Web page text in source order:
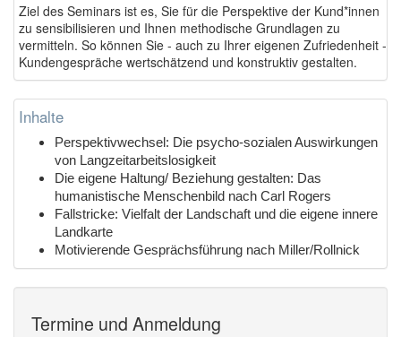
Ziel des Seminars ist es, Sie für die Perspektive der Kund*innen
zu sensibilisieren und Ihnen methodische Grundlagen zu
vermitteln. So können Sie - auch zu Ihrer eigenen Zufriedenheit -
Kundengespräche wertschätzend und konstruktiv gestalten.
Inhalte
Perspektivwechsel: Die psycho-sozialen Auswirkungen
von Langzeitarbeitslosigkeit
Die eigene Haltung/ Beziehung gestalten: Das
humanistische Menschenbild nach Carl Rogers
Fallstricke: Vielfalt der Landschaft und die eigene innere
Landkarte
Motivierende Gesprächsführung nach Miller/Rollnick
Termine und Anmeldung